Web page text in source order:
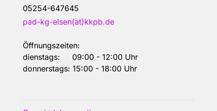
05254-647645
pad-kg-elsen(at)kkpb.de
Öffnungszeiten:
dienstags: 09:00 - 12:00 Uhr
donnerstags: 15:00 - 18:00 Uhr